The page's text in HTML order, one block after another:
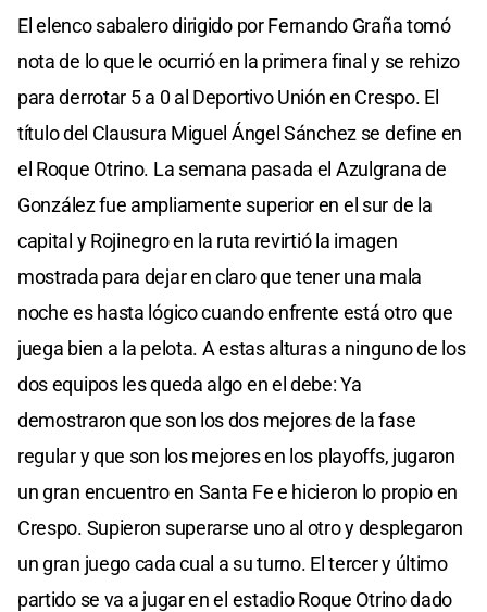
El elenco sabalero dirigido por Fernando Graña tomó
nota de lo que le ocurrió en la primera final y se rehizo
para derrotar 5 a 0 al Deportivo Unión en Crespo. El
título del Clausura Miguel Ángel Sánchez se define en
el Roque Otrino. La semana pasada el Azulgrana de
González fue ampliamente superior en el sur de la
capital y Rojinegro en la ruta revirtió la imagen
mostrada para dejar en claro que tener una mala
noche es hasta lógico cuando enfrente está otro que
juega bien a la pelota. A estas alturas a ninguno de los
dos equipos les queda algo en el debe: Ya
demostraron que son los dos mejores de la fase
regular y que son los mejores en los playoffs, jugaron
un gran encuentro en Santa Fe e hicieron lo propio en
Crespo. Supieron superarse uno al otro y desplegaron
un gran juego cada cual a su turno. El tercer y último
partido se va a jugar en el estadio Roque Otrino dado